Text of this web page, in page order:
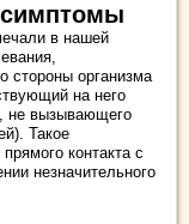
симптомы
в нашей
стороны организма
на него
не вызывающего
Такое
контакта с
незначительного